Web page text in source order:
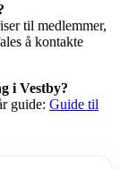
til medlemmer,
å kontakte
i Vestby?
guide: Guide til